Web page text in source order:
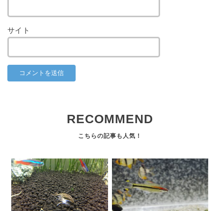
サイト
RECOMMEND